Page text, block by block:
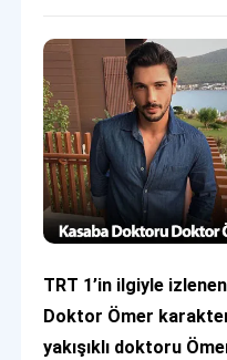
TRT 1’in ilgiyle
Doktor Ömer
yakışıklı doktoru